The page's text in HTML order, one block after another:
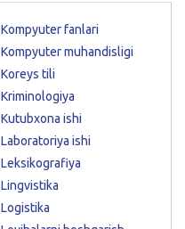
Kompyuter fanlari
Kompyuter muhandisligi
Koreys tili
Kriminologiya
Kutubxona ishi
Laboratoriya ishi
Leksikografiya
Lingvistika
Logistika